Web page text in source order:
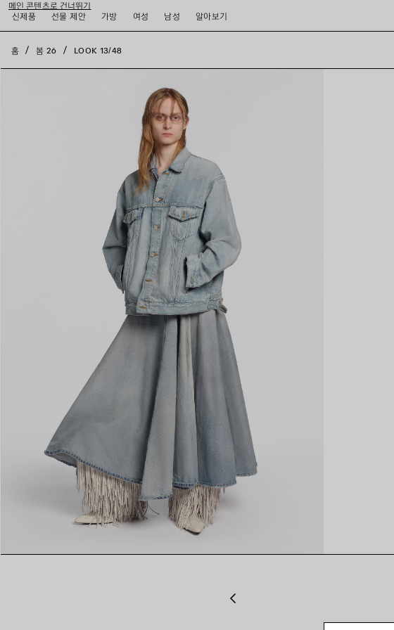
메인 콘텐츠로 건너뛰기
신제품
선물 제안 가방 여성 남성 알아보기
홈 봄 26 LOOK 13/48
close the banner